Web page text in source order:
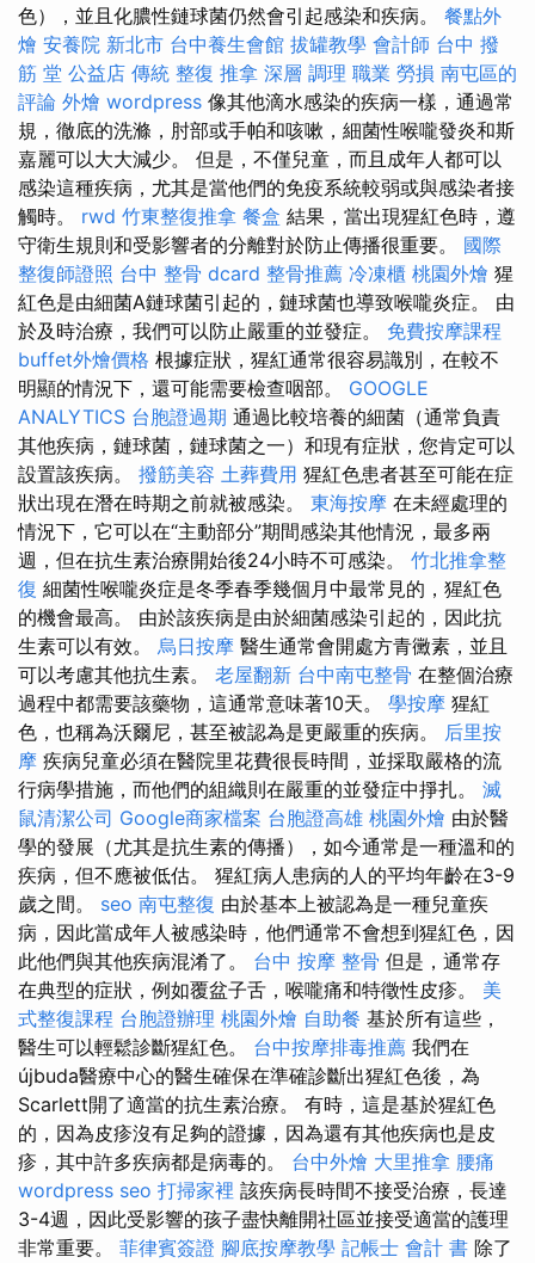
色），並且化膿性鏈球菌仍然會引起感染和疾病。 餐點外
燴 安養院 新北市 台中養生會館 拔罐教學 會計師 台中 撥
筋 堂 公益店 傳統 整復 推拿 深層 調理 職業 勞損 南屯區的
評論 外燴 wordpress 像其他滴水感染的疾病一樣，通過常
規，徹底的洗滌，肘部或手帕和咳嗽，細菌性喉嚨發炎和斯
嘉麗可以大大減少。 但是，不僅兒童，而且成年人都可以
感染這種疾病，尤其是當他們的免疫系統較弱或與感染者接
觸時。 rwd 竹東整復推拿 餐盒 結果，當出現猩紅色時，遵
守衛生規則和受影響者的分離對於防止傳播很重要。 國際
整復師證照 台中 整骨 dcard 整骨推薦 冷凍櫃 桃園外燴 猩
紅色是由細菌A鏈球菌引起的，鏈球菌也導致喉嚨炎症。 由
於及時治療，我們可以防止嚴重的並發症。 免費按摩課程
buffet外燴價格 根據症狀，猩紅通常很容易識別，在較不
明顯的情況下，還可能需要檢查咽部。 GOOGLE
ANALYTICS 台胞證過期 通過比較培養的細菌（通常負責
其他疾病，鏈球菌，鏈球菌之一）和現有症狀，您肯定可以
設置該疾病。 撥筋美容 土葬費用 猩紅色患者甚至可能在症
狀出現在潛在時期之前就被感染。 東海按摩 在未經處理的
情況下，它可以在“主動部分”期間感染其他情況，最多兩
週，但在抗生素治療開始後24小時不可感染。 竹北推拿整
復 細菌性喉嚨炎症是冬季春季幾個月中最常見的，猩紅色
的機會最高。 由於該疾病是由於細菌感染引起的，因此抗
生素可以有效。 烏日按摩 醫生通常會開處方青黴素，並且
可以考慮其他抗生素。 老屋翻新 台中南屯整骨 在整個治療
過程中都需要該藥物，這通常意味著10天。 學按摩 猩紅
色，也稱為沃爾尼，甚至被認為是更嚴重的疾病。 后里按
摩 疾病兒童必須在醫院里花費很長時間，並採取嚴格的流
行病學措施，而他們的組織則在嚴重的並發症中掙扎。 滅
鼠清潔公司 Google商家檔案 台胞證高雄 桃園外燴 由於醫
學的發展（尤其是抗生素的傳播），如今通常是一種溫和的
疾病，但不應被低估。 猩紅病人患病的人的平均年齡在3-9
歲之間。 seo 南屯整復 由於基本上被認為是一種兒童疾
病，因此當成年人被感染時，他們通常不會想到猩紅色，因
此他們與其他疾病混淆了。 台中 按摩 整骨 但是，通常存
在典型的症狀，例如覆盆子舌，喉嚨痛和特徵性皮疹。 美
式整復課程 台胞證辦理 桃園外燴 自助餐 基於所有這些，
醫生可以輕鬆診斷猩紅色。 台中按摩排毒推薦 我們在
újbuda醫療中心的醫生確保在準確診斷出猩紅色後，為
Scarlett開了適當的抗生素治療。 有時，這是基於猩紅色
的，因為皮疹沒有足夠的證據，因為還有其他疾病也是皮
疹，其中許多疾病都是病毒的。 台中外燴 大里推拿 腰痛
wordpress seo 打掃家裡 該疾病長時間不接受治療，長達
3-4週，因此受影響的孩子盡快離開社區並接受適當的護理
非常重要。 菲律賓簽證 腳底按摩教學 記帳士 會計 書 除了